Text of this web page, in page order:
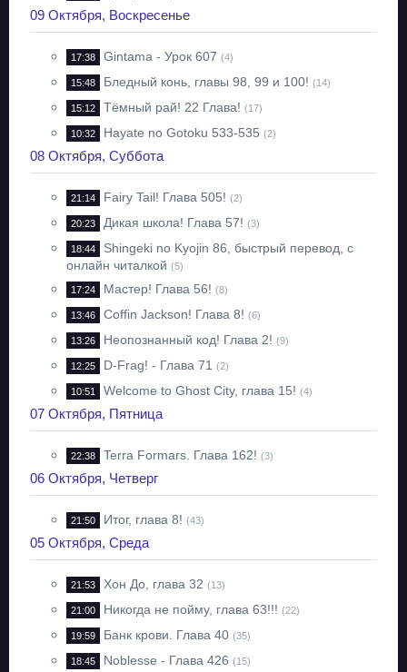
09 Октября, Воскресенье
17:38 Gintama - Урок 607 (4)
15:48 Бледный конь, главы 98, 99 и 100! (14)
15:12 Тёмный рай! 22 Глава! (17)
10:32 Hayate no Gotoku 533-535 (2)
08 Октября, Суббота
21:14 Fairy Tail! Глава 505! (2)
20:23 Дикая школа! Глава 57! (3)
18:44
Shingeki no Kyojin 86, быстрый перевод, с
онлайн читалкой (5)
17:24 Мастер! Глава 56! (8)
13:46 Coffin Jackson! Глава 8! (6)
13:26 Неопознанный код! Глава 2! (9)
12:25 D-Frag! - Глава 71 (2)
10:51 Welcome to Ghost City, глава 15! (4)
07 Октября, Пятница
22:38 Terra Formars. Глава 162! (3)
06 Октября, Четверг
21:50 Итог, глава 8! (43)
05 Октября, Среда
21:53 Хон До, глава 32 (13)
21:00 Никогда не пойму, глава 63!!! (22)
19:59 Банк крови. Глава 40 (35)
18:45 Noblesse - Глава 426 (15)